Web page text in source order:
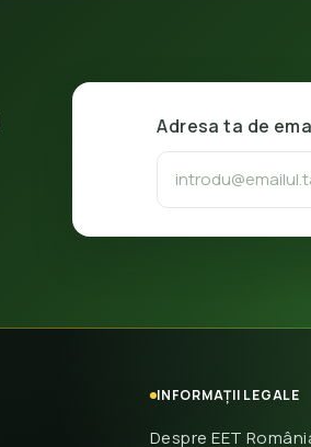
Adresa ta de
INFORMAȚII LEGALE
Despre EET